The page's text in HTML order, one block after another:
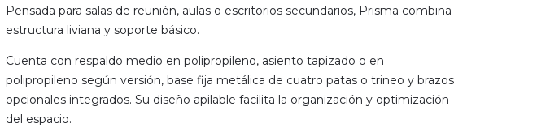
Pensada para salas de reunión, aulas o escritorios secundarios, Prisma combina
estructura liviana y soporte básico.
Cuenta con respaldo medio en polipropileno, asiento tapizado o en
polipropileno según versión, base fija metálica de cuatro patas o trineo y brazos
opcionales integrados. Su diseño apilable facilita la organización y optimización
del espacio.